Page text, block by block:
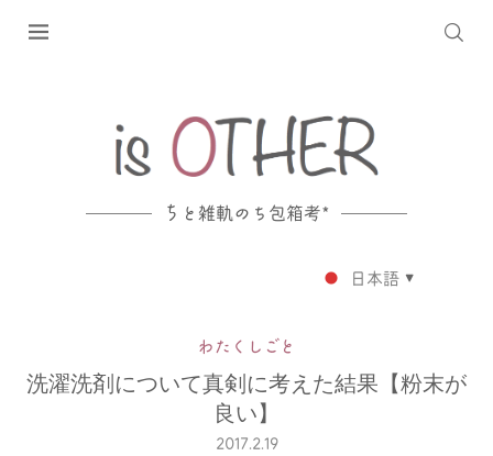
ち と雑軌のち包箱考*
わたくしごと
洗濯洗剤について真剣に考えた結果【粉末が
良い】
2017.2.19
日本語 ▼